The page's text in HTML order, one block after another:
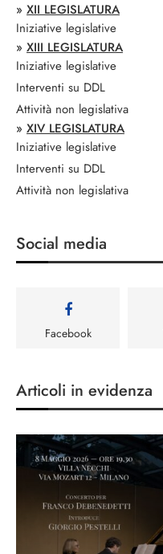
» XII LEGISLATURA
Iniziative legislative
» XIII LEGISLATURA
Iniziative legislative
Interventi su DDL
Attività non legislativa
» XIV LEGISLATURA
Iniziative legislative
Interventi su DDL
Attività non legislativa
Social media
Facebook
Articoli in evidenza